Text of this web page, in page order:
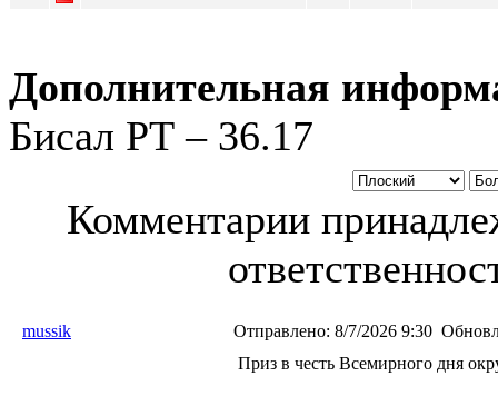
Дополнительная
Бисал РТ – 36.17
Комментарии
mussik Отправлено: 8/7/2026 9:30
Приз в честь Всемирного дня